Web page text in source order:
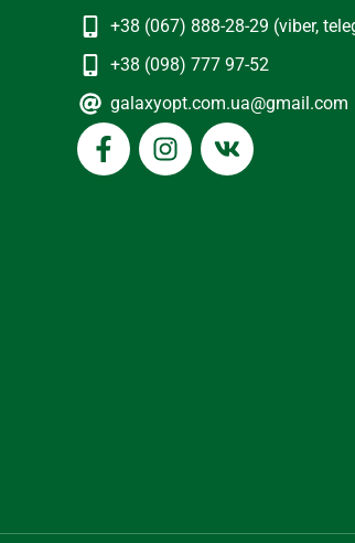
+38 (067) 888-28-29 (viber,
+38 (098) 777 97-52
galaxyopt.com.ua@gmail.com